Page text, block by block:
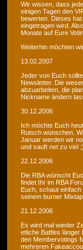
Wir wissen, dass
einigen Tagen den
bewerten. Dieses
eingetragen wird.
Monate auf Eure
Weiterhin möchten
13.02.2007
Jeder von Euch
Newsletter. Die
abzuarbeiten, die
Nickname ändern
30.12.2006
Ich möchte Euch
Rutsch wünschen.
Januar werden wir
und sauft net zu viel
22.12.2006
Die RBA wünscht
findet Ihr im RBA
Euch, schaut einfach
seinem burner
21.12.2006
Es wird mal wieder
etliche Battles länger
den Membervotings
mehreren